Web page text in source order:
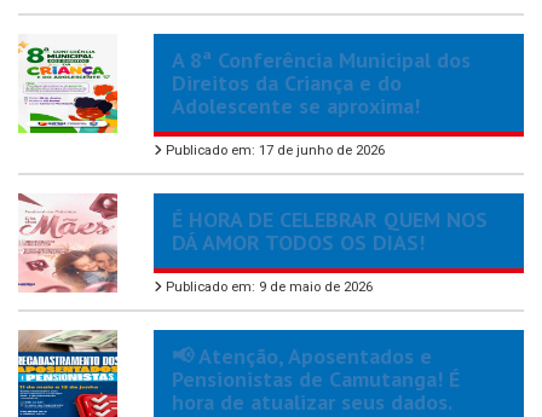
A 8ª Conferência Municipal dos
Direitos da Criança e do
Adolescente se aproxima!
Publicado em: 17 de junho de 2026
É HORA DE CELEBRAR QUEM NOS
DÁ AMOR TODOS OS DIAS!
Publicado em: 9 de maio de 2026
📢 Atenção, Aposentados e
Pensionistas de Camutanga! É
hora de atualizar seus dados.